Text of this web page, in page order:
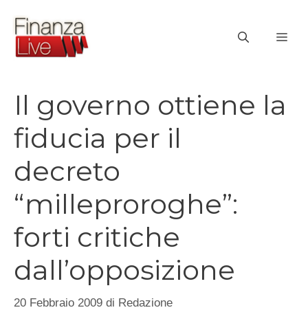
contenuto
Il governo ottiene la
fiducia per il
decreto
“milleproroghe”:
forti critiche
dall’opposizione
20 Febbraio 2009 di Redazione